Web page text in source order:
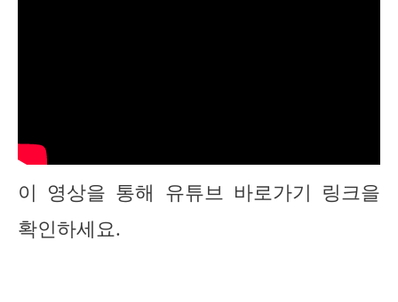
이 영상을 통해 유튜브 바로가기 링크을
확인하세요.